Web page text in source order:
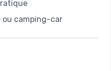
ou camping-car